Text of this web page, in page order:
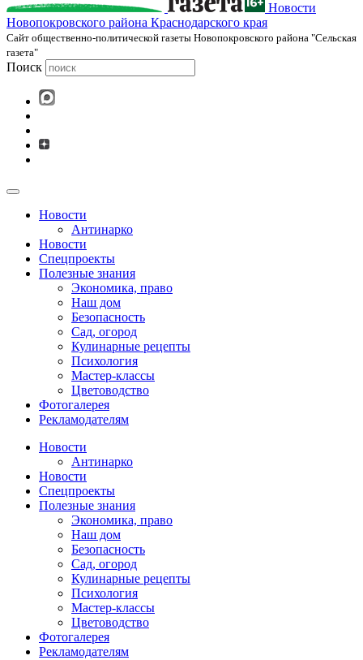
Новости
Новопокровского района Краснодарского края
Cайт общественно-политической газеты Новопокровского района "Сельская
газета"
Поиск
Новости
Антинарко
Новости
Спецпроекты
Полезные знания
Экономика, право
Наш дом
Безопасность
Сад, огород
Кулинарные рецепты
Психология
Мастер-классы
Цветоводство
Фотогалерея
Рекламодателям
Новости
Антинарко
Новости
Спецпроекты
Полезные знания
Экономика, право
Наш дом
Безопасность
Сад, огород
Кулинарные рецепты
Психология
Мастер-классы
Цветоводство
Фотогалерея
Рекламодателям